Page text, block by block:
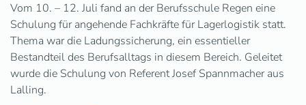
Vom 10. – 12. Juli fand an der Berufsschule Regen eine
Schulung für angehende Fachkräfte für Lagerlogistik statt.
Thema war die Ladungssicherung, ein essentieller
Bestandteil des Berufsalltags in diesem Bereich. Geleitet
wurde die Schulung von Referent Josef Spannmacher aus
Lalling.